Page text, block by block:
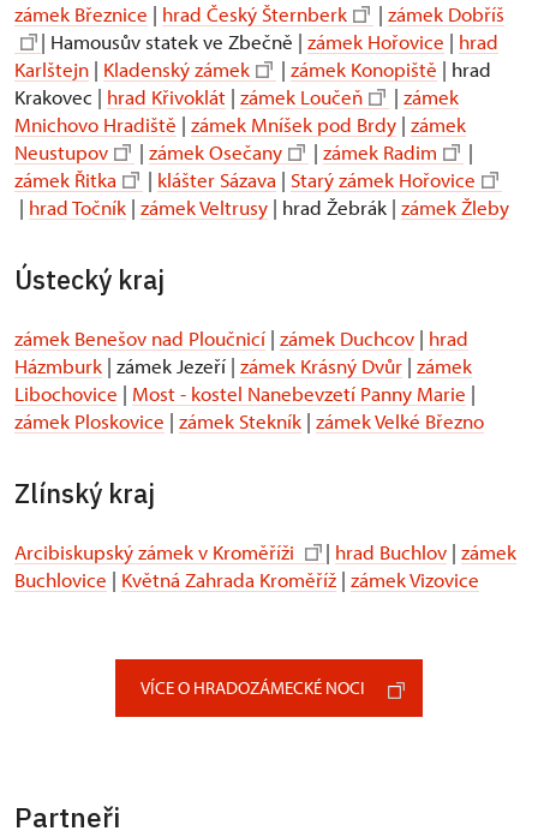
zámek Březnice | hrad Český Šternberk | zámek Dobříš
| Hamousův statek ve Zbečně | zámek Hořovice | hrad
Karlštejn | Kladenský zámek | zámek Konopiště | hrad
Krakovec | hrad Křivoklát | zámek Loučeň | zámek
Mnichovo Hradiště | zámek Mníšek pod Brdy | zámek
Neustupov
| zámek Osečany | zámek Radim
|
zámek Řitka
| klášter Sázava | Starý zámek Hořovice
| hrad Točník | zámek Veltrusy | hrad Žebrák | zámek Žleby
Ústecký kraj
zámek Benešov nad Ploučnicí | zámek Duchcov | hrad
Házmburk | zámek Jezeří | zámek Krásný Dvůr | zámek
Libochovice | Most - kostel Nanebevzetí Panny Marie |
zámek Ploskovice | zámek Stekník | zámek Velké Březno
Zlínský kraj
Arcibiskupský zámek v Kroměříži | hrad Buchlov | zámek
Buchlovice | Květná Zahrada Kroměříž | zámek Vizovice
VÍCE O HRADOZÁMECKÉ NOCI
Partneři